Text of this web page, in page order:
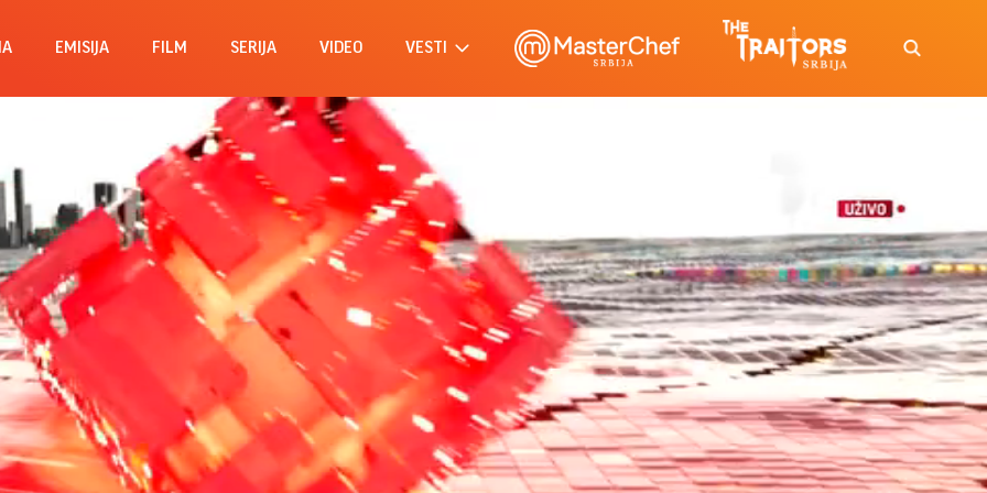
EMISIJA FILM SERIJA VIDEO VESTI